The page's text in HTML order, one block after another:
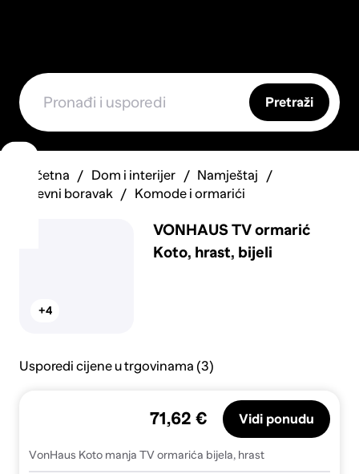
Pretraži
Početna Dom i interijer
Namještaj
Dnevni boravak
Komode i ormarići
+4
VONHAUS TV ormarić
Koto, hrast, bijeli
Usporedi cijene u trgovinama (3)
VonHaus Koto manja TV ormarića bijela, hrast
71,62 € Vidi ponudu